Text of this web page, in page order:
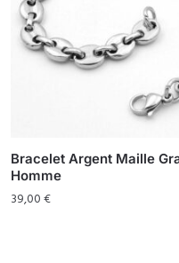
Bracelet Argent Maille
Homme
39,00€